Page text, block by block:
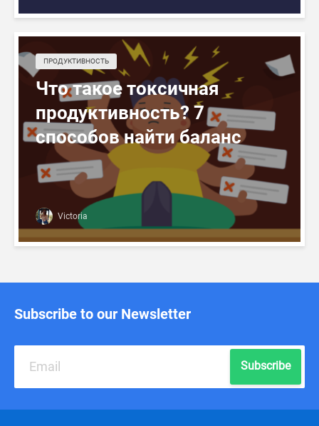
ПРОДУКТИВНОСТЬ
Что такое токсичная
продуктивность? 7
способов найти баланс
Victoria
Subscribe to our Newsletter
Subscribe